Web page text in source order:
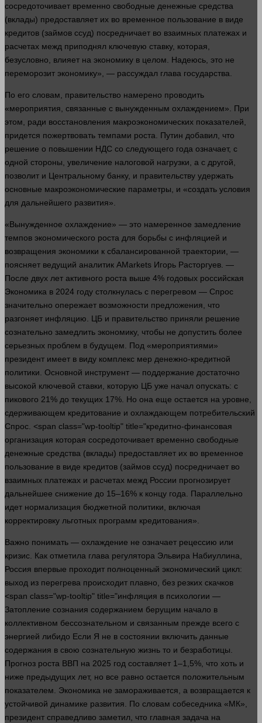
сосредоточивает временно свободные денежные средства
(вклады) предоставляет их во временное пользование в виде
кредитов (займов ссуд) посредничает во взаимных платежах и
расчетах межд приподнял ключевую ставку, которая,
безусловно, влияет на экономику в целом. Надеюсь, это не
переморозит экономику», — рассуждал глава государства.
По его словам, правительство намерено проводить
«мероприятия, связанные с вынужденным охлаждением». При
этом, ради восстановления макроэкономических показателей,
придется пожертвовать темпами роста. Путин добавил, что
решение о повышении НДС со следующего года означает, с
одной стороны , увеличение налоговой нагрузки, а с другой
позволит и Центральному банку, и правительству удержать
основные макроэкономические параметры, и «создать условия
для дальнейшего развития».
«Вынужденное охлаждение» — это намеренное замедление
темпов экономического роста для борьбы с инфляцией и
возвращения экономики к сбалансированной траектории, —
поясняет ведущий аналитик AMarkets Игорь Расторгуев. —
После двух лет активного роста выше 4% годовых российская
Экономика в 2024 году столкнулась с перегревом — Спрос
значительно опережает возможности предложения , что
разгоняет инфляцию. ЦБ и правительство приняли решение
сознательно замедлить экономику, чтобы не допустить более
серьезных проблем в будущем. Под «мероприятиями»
президент имеет в виду комплекс мер денежно-кредитной
политики. Основной инструмент — поддержание достаточно
высокой ключевой ставки, которую ЦБ уже начал опускать: с
пикового 21% до текущих 17%. Но она еще остается на уровне,
сдерживающем кредитование и охлаждающем потребительский
Спрос . <span class="wp-tooltip" title="кредитно-финансовая
организация которая сосредоточивает временно свободные
денежные средства (вклады) предоставляет их во временное
пользование в виде кредитов (займов ссуд) посредничает во
взаимных платежах и расчетах межд России прогнозирует
дальнейшее снижение до 15–16% к концу года . Параллельно
идет нормализация бюджетной политики, включая
корректировку льготных программ кредитования».
Важно понимать — охлаждение не означает рецессию или
кризис. Как отметила глава регулятора Эльвира Набиуллина,
Россия впервые проходит полноценный экономический цикл:
выход из перегрева происходит плавно, без резких скачков
<span class="wp-tooltip" title="инфляция в психологии —
Затопление сознания содержанием берущим начало в
коллективном бессознательном и связанным прежде всего с
энергией либидо Если Я не в состоянии включить данные
содержания в свою сознательную жизнь то и безработицы.
Прогноз роста ВВП на 2025 год составляет 1–1,5%, что хоть и
ниже предыдущих лет, но все равно остается положительным
показателем. Экономика не замораживается, а возвращается к
устойчивой динамике развития . По словам собеседника «МК»,
президент справедливо заметил, что главная задача на